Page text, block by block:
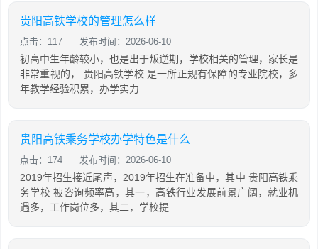
贵阳高铁学校的管理怎么样
点击：117 发布时间：2026-06-10
初高中生年龄较小，也是出于叛逆期，学校相关的管理，家长是
非常重视的， 贵阳高铁学校 是一所正规有保障的专业院校，多
年教学经验积累，办学实力
贵阳高铁乘务学校办学特色是什么
点击：174 发布时间：2026-06-10
2019年招生接近尾声，2019年招生在准备中，其中 贵阳高铁乘
务学校 被咨询频率高，其一，高铁行业发展前景广阔，就业机
遇多，工作岗位多，其二，学校提